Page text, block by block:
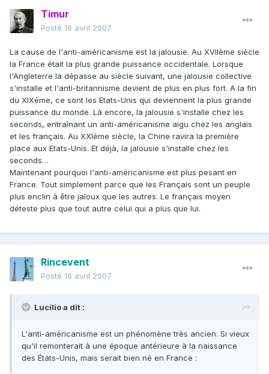
Timur
Posté 16 avril 2007
La cause de l'anti-américanisme est la jalousie. Au XVIIème siècle
la France était la plus grande puissance occidentale. Lorsque
l'Angleterre la dépasse au siècle suivant, une jalousie collective
s'installe et l'anti-britannisme devient de plus en plus fort. A la fin
du XIXème, ce sont les Etats-Unis qui deviennent la plus grande
puissance du monde. Là encore, la jalousie s'installe chez les
seconds, entraînant un anti-américanisme aigu chez les anglais
et les français. Au XXIème siècle, la Chine ravira la première
place aux Etats-Unis. Et déjà, la jalousie s'installe chez les
seconds…
Maintenant pourquoi l'anti-américanisme est plus pesant en
France. Tout simplement parce que les Français sont un peuple
plus enclin à être jaloux que les autres. Le français moyen
déteste plus que tout autre celui qui a plus que lui.
Rincevent
Posté 16 avril 2007
Lucilio a dit :
L'anti-américanisme est un phénomène très ancien. Si vieux
qu'il remonterait à une époque antérieure à la naissance
des États-Unis, mais serait bien né en France :